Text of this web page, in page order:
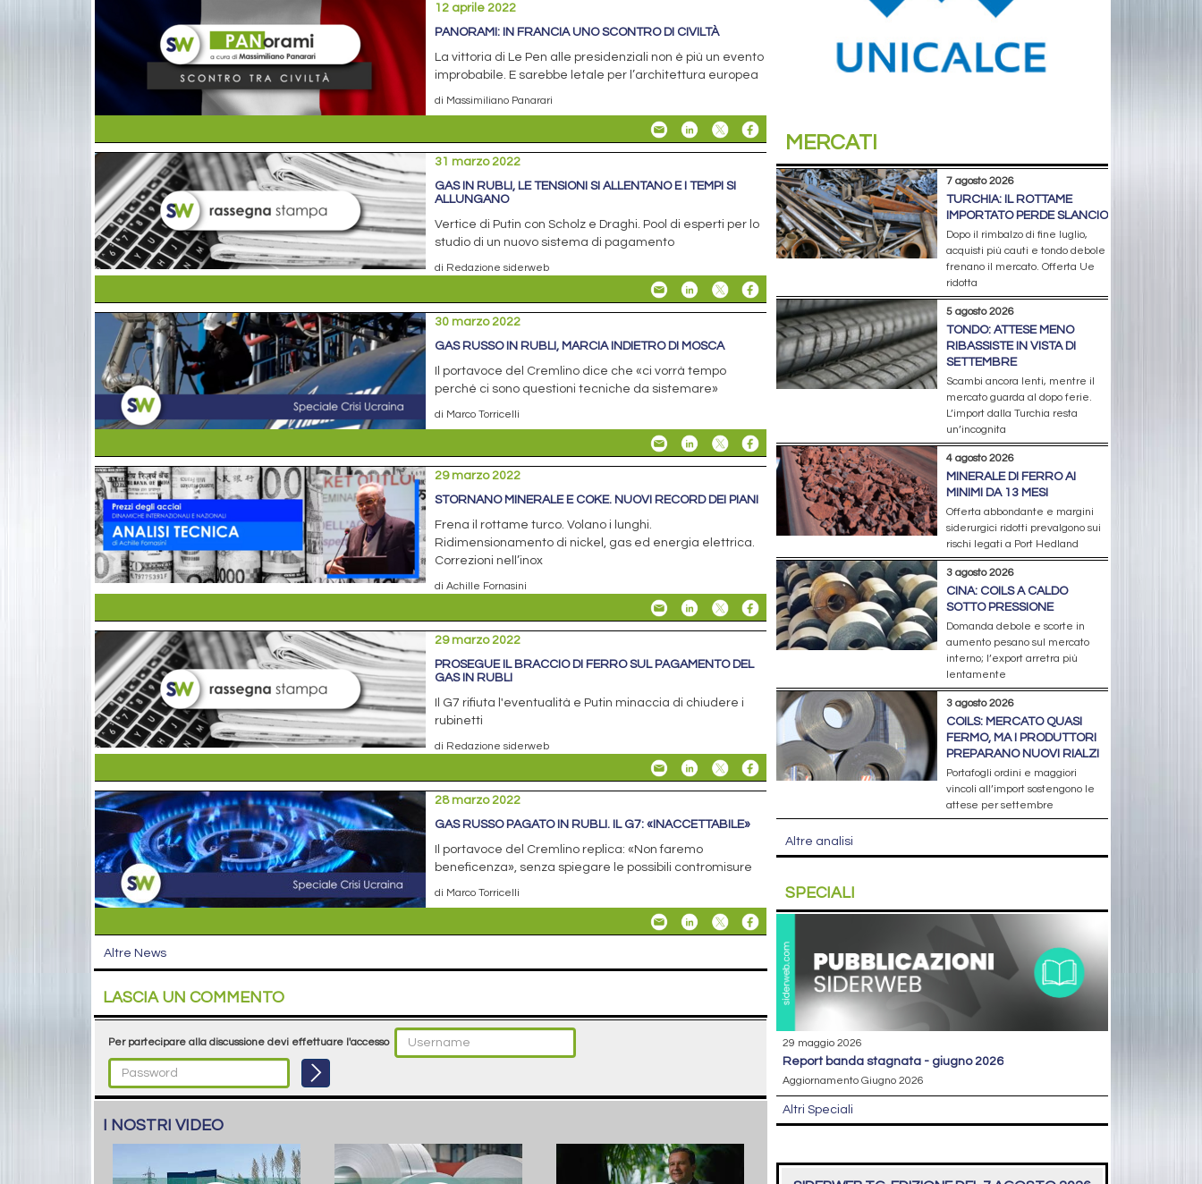
12 aprile 2022
PANORAMI: IN FRANCIA UNO SCONTRO DI CIVILTÀ
La vittoria di Le Pen alle presidenziali non è più un evento
improbabile. E sarebbe letale per l’architettura europea
di Massimiliano Panarari
31 marzo 2022
GAS IN RUBLI, LE TENSIONI SI ALLENTANO E I TEMPI SI
ALLUNGANO
Vertice di Putin con Scholz e Draghi. Pool di esperti per lo
studio di un nuovo sistema di pagamento
di Redazione siderweb
30 marzo 2022
GAS RUSSO IN RUBLI, MARCIA INDIETRO DI MOSCA
Il portavoce del Cremlino dice che «ci vorrà tempo
perché ci sono questioni tecniche da sistemare»
di Marco Torricelli
29 marzo 2022
STORNANO MINERALE E COKE. NUOVI RECORD DEI PIANI
Frena il rottame turco. Volano i lunghi.
Ridimensionamento di nickel, gas ed energia elettrica.
Correzioni nell’inox
di Achille Fornasini
29 marzo 2022
PROSEGUE IL BRACCIO DI FERRO SUL PAGAMENTO DEL
GAS IN RUBLI
Il G7 rifiuta l'eventualità e Putin minaccia di chiudere i
rubinetti
di Redazione siderweb
28 marzo 2022
GAS RUSSO PAGATO IN RUBLI. IL G7: «INACCETTABILE»
Il portavoce del Cremlino replica: «Non faremo
beneficenza», senza spiegare le possibili contromisure
di Marco Torricelli
Altre News
LASCIA UN COMMENTO
Per partecipare alla discussione devi effettuare l'accesso
I NOSTRI VIDEO
MERCATI
7 agosto 2026
TURCHIA: IL ROTTAME
IMPORTATO PERDE SLANCIO
Dopo il rimbalzo di fine luglio,
acquisti più cauti e tondo debole
frenano il mercato. Offerta Ue
ridotta
5 agosto 2026
TONDO: ATTESE MENO
RIBASSISTE IN VISTA DI
SETTEMBRE
Scambi ancora lenti, mentre il
mercato guarda al dopo ferie.
L’import dalla Turchia resta
un’incognita
4 agosto 2026
MINERALE DI FERRO AI
MINIMI DA 13 MESI
Offerta abbondante e margini
siderurgici ridotti prevalgono sui
rischi legati a Port Hedland
3 agosto 2026
CINA: COILS A CALDO
SOTTO PRESSIONE
Domanda debole e scorte in
aumento pesano sul mercato
interno; l’export arretra più
lentamente
3 agosto 2026
COILS: MERCATO QUASI
FERMO, MA I PRODUTTORI
PREPARANO NUOVI RIALZI
Portafogli ordini e maggiori
vincoli all’import sostengono le
attese per settembre
Altre analisi
SPECIALI
29 maggio 2026
report banda stagnata - giugno 2026
Aggiornamento Giugno 2026
Altri Speciali